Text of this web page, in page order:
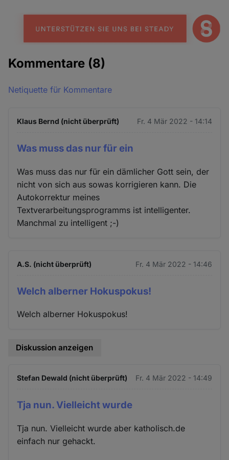
Kommentare (8)
Netiquette für Kommentare
Klaus Bernd (nicht überprüft) Fr. 4 Mär 2022 - 14:14
Was muss das nur für ein
Was muss das nur für ein dämlicher Gott sein, der
nicht von sich aus sowas korrigieren kann. Die
Autokorrektur meines
Textverarbeitungsprogramms ist intelligenter.
Manchmal zu intelligent ;-)
A.S. (nicht überprüft) Fr. 4 Mär 2022 - 14:46
Welch alberner Hokuspokus!
Welch alberner Hokuspokus!
Diskussion anzeigen
Stefan Dewald (nicht überprüft) Fr. 4 Mär 2022 - 14:49
Tja nun. Vielleicht wurde
Tja nun. Vielleicht wurde aber katholisch.de
einfach nur gehackt.